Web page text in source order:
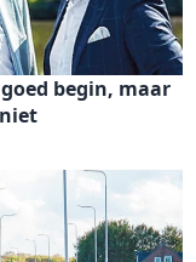
begin, maar